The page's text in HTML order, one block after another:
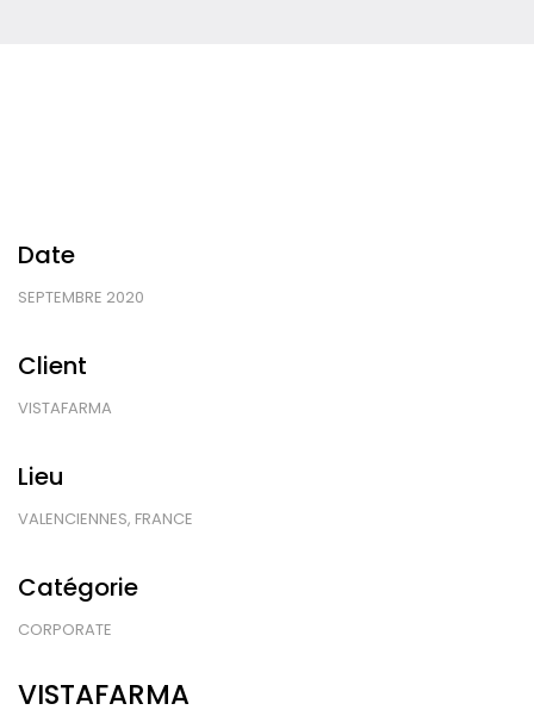
VISTAFARMA
Date
SEPTEMBRE 2020
Client
VISTAFARMA
Lieu
VALENCIENNES, FRANCE
Catégorie
CORPORATE